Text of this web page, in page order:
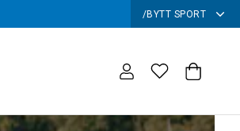
/BYTT SPORT